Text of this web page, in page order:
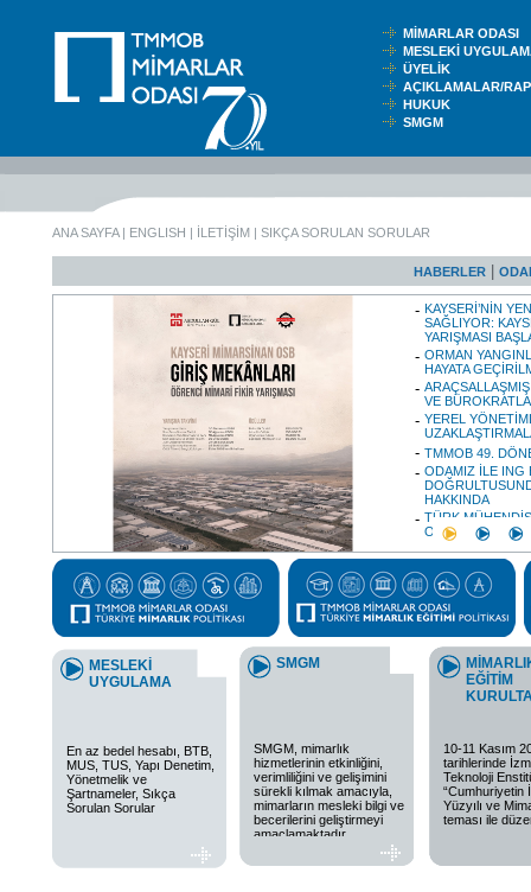
MİMARLAR ODASI
MESLEKİ
ÜYELİK
AÇIKLAMALAR/
HUKUK
SMGM
ANA SAYFA| ENGLISH | İLETİŞİM | SIKÇA SORULAN SORULAR
HABERLER |
KAYSERİ’NİN
SAĞLIYOR:
YARIŞMASI
ORMAN
HAYATA
VE
YEREL
TMMOB 49.
ODAMIZ İLE ING
HAKKINDA
TÜRK
ODASI MERKEZ
MESLEKİ
UYGULAMA
En az bedel hesabı, BTB,
MUS, TUS, Yapı Denetim,
Yönetmelik ve
Şartnameler, Sıkça
Sorulan Sorular
SMGM
SMGM, mimarlık
hizmetlerinin etkinliğini,
verimliliğini ve gelişimini
sürekli kılmak amacıyla,
mimarların mesleki bilgi ve
becerilerini geliştirmeyi
amaçlamaktadır.
EĞİTİM
10-11 Kasım
tarihlerinde
Teknoloji
“Cumhuriyetin
Yüzyılı ve
teması ile